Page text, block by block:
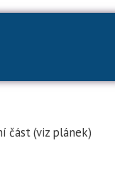
část (viz plánek)